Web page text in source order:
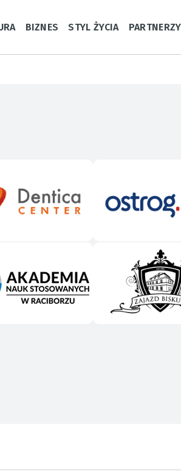
BIZNES STYL ŻYCIA PARTNERZY